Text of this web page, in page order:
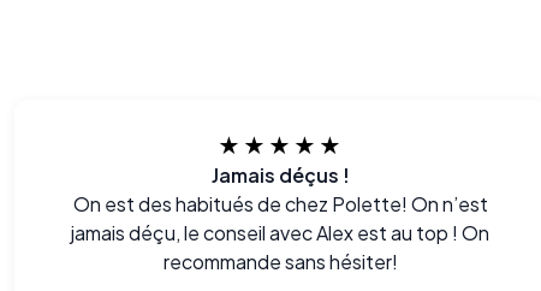
★★★★★
Jamais déçus !
On est des habitués de chez Polette! On n’est
jamais déçu, le conseil avec Alex est au top ! On
recommande sans hésiter!